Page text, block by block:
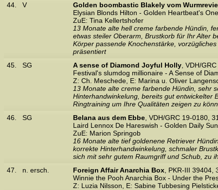
44.
V
Golden boombastic Blakely vom
Elysian Blonds Hilton - Golden Heartbeat's
ZuE: Tina Kellertshofer
13 Monate alte hell creme farbende Hündin,
etwas steiler Oberarm, Brustkorb für Ihr Alter
Körper passende Knochenstärke,
präsentiert
45.
SG A sense of Diamond Joyful Holly , VDH/
Festival's slumdog millionaire - A Sense of
Z: Ch. Meschede, E: Marina u. Oliver
13 Monate alte creme farbende Hündin, sehr
Hinterhandwinkelung, bereits gut entwickelter
Ringtraining um Ihre Qualitäten zeigen zu
46.
SG Belana aus dem Ebbe , VDH/GRC 19-0180,
Laird Lennox De Hareswish - Golden Daily
ZuE: Marion Springob
16 Monate alte tief goldenene Retriever
korrekte Hinterhandwinkelung, schmaler
sich mit sehr gutem Raumgriff und Schub, zu
47.
n. ersch. Foreign Affair Anarchia Box , PKR-III
Winnie the Pooh Anarchia Box - Under the
Z: Luzia Nilsson, E: Sabine Tubbesing